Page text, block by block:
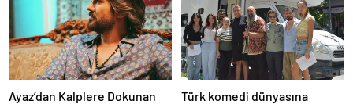
Ayaz’dan Kalplere Dokunan
Türk komedi dünyasına